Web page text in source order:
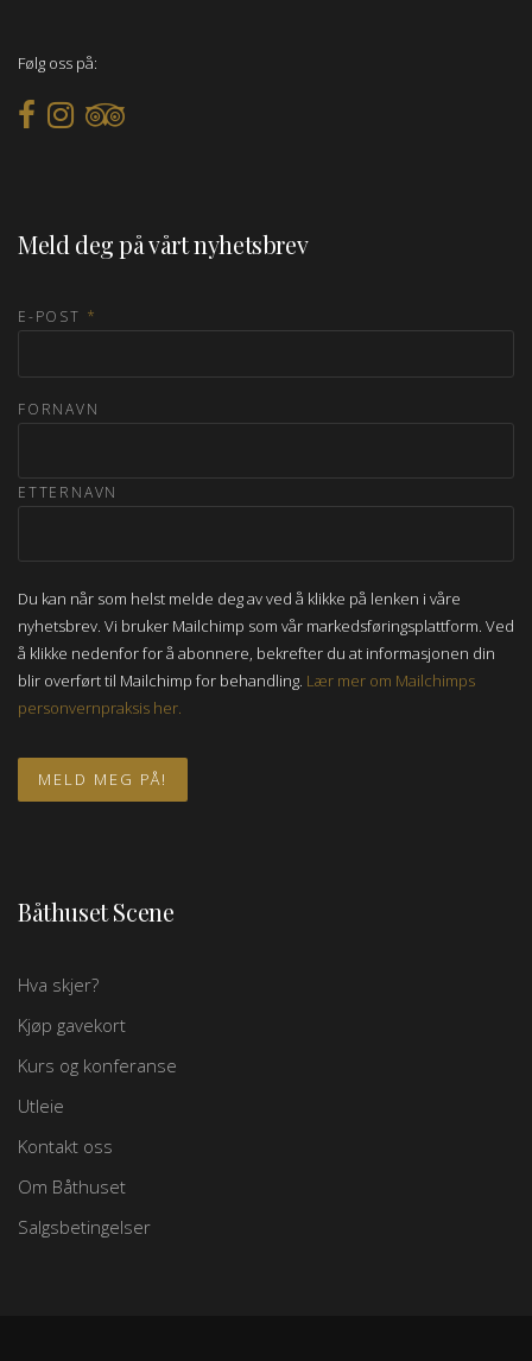
Følg oss på:
Meld deg på vårt nyhetsbrev
E-POST *
FORNAVN
ETTERNAVN
Du kan når som helst melde deg av ved å klikke på lenken i våre
nyhetsbrev. Vi bruker Mailchimp som vår markedsføringsplattform. Ved
å klikke nedenfor for å abonnere, bekrefter du at informasjonen din
blir overført til Mailchimp for behandling. Lær mer om Mailchimps
personvernpraksis her.
Båthuset Scene
Hva skjer?
Kjøp gavekort
Kurs og konferanse
Utleie
Kontakt oss
Om Båthuset
Salgsbetingelser